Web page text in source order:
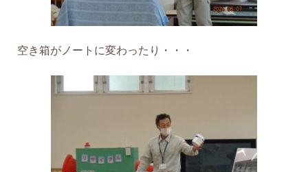
空き箱がノートに変わったり・・・